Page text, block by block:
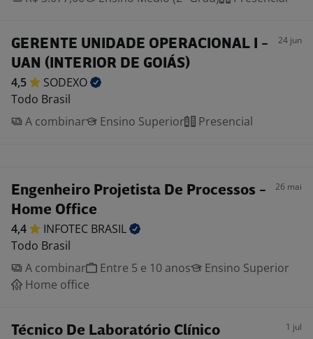
GERENTE UNIDADE OPERACIONAL I -
UAN (INTERIOR DE GOIÁS)
24 jun
4,5
SODEXO
Todo Brasil
A combinar
Ensino Superior Presencial
Engenheiro Projetista De Processos -
Home Office
26 mai
4,4 INFOTEC BRASIL
Todo Brasil
A combinar
Entre 5 e 10 anos
Ensino Superior
Home office
Técnico De Laboratório Clínico 1 jul